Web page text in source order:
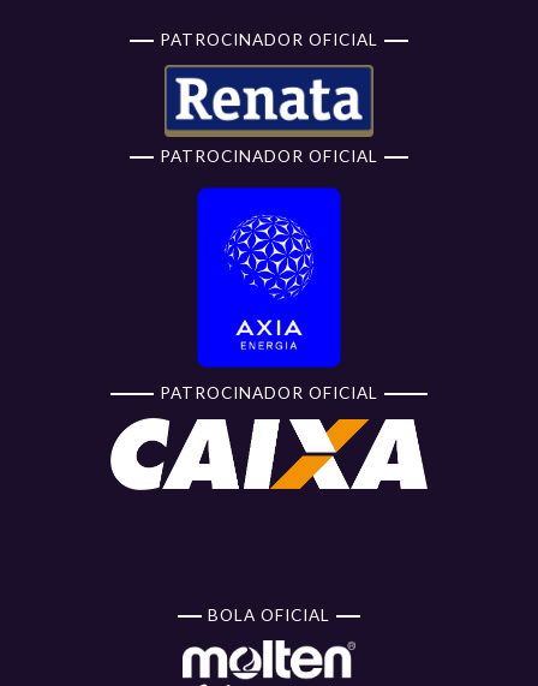
PATROCINADOR OFICIAL
PATROCINADOR OFICIAL
PATROCINADOR OFICIAL
BOLA OFICIAL